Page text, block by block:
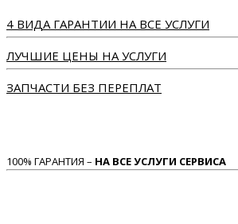
4 ВИДА ГАРАНТИИ НА ВСЕ УСЛУГИ
ЛУЧШИЕ ЦЕНЫ НА УСЛУГИ
ЗАПЧАСТИ БЕЗ ПЕРЕПЛАТ
100% ГАРАНТИЯ – НА ВСЕ УСЛУГИ СЕРВИСА